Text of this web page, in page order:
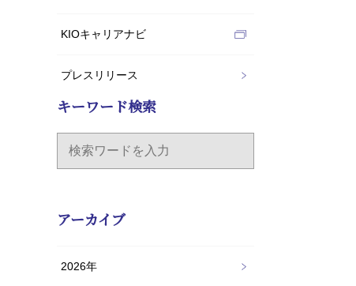
KIOキャリアナビ
プレスリリース
キーワード検索
アーカイブ
2026年